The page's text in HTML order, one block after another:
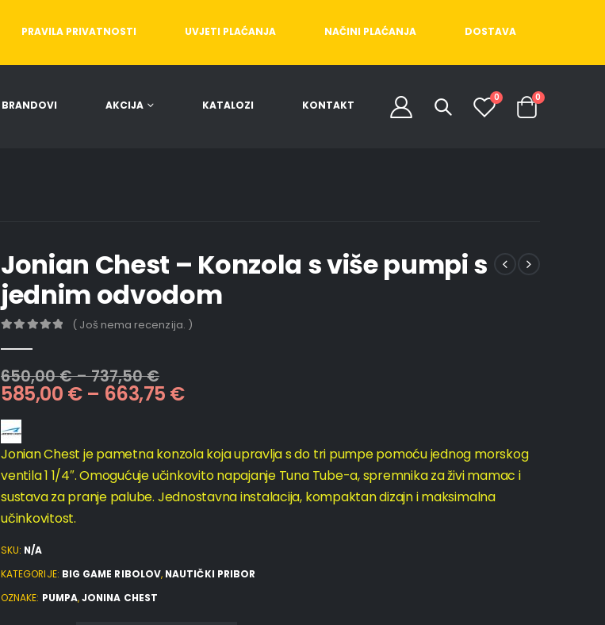
PRAVILA PRIVATNOSTI UVJETI PLAĆANJA NAČINI PLAĆANJA DOSTAVA
BRANDOVI AKCIJA KATALOZI KONTAKT
0 0
Jonian Chest – Konzola s više pumpi s
jednim odvodom
( Još nema recenzija. )
650,00€–737,50€
585,00 €– 663,75 €
Jonian Chest je pametna konzola koja upravlja s do tri pumpe pomoću jednog morskog
ventila 1 1/4″. Omogućuje učinkovito napajanje Tuna Tube-a, spremnika za živi mamac i
sustava za pranje palube. Jednostavna instalacija, kompaktan dizajn i maksimalna
učinkovitost.
SKU: N/A
KATEGORIJE: BIG GAME RIBOLOV, NAUTIČKI PRIBOR
OZNAKE: PUMPA,JONINA CHEST